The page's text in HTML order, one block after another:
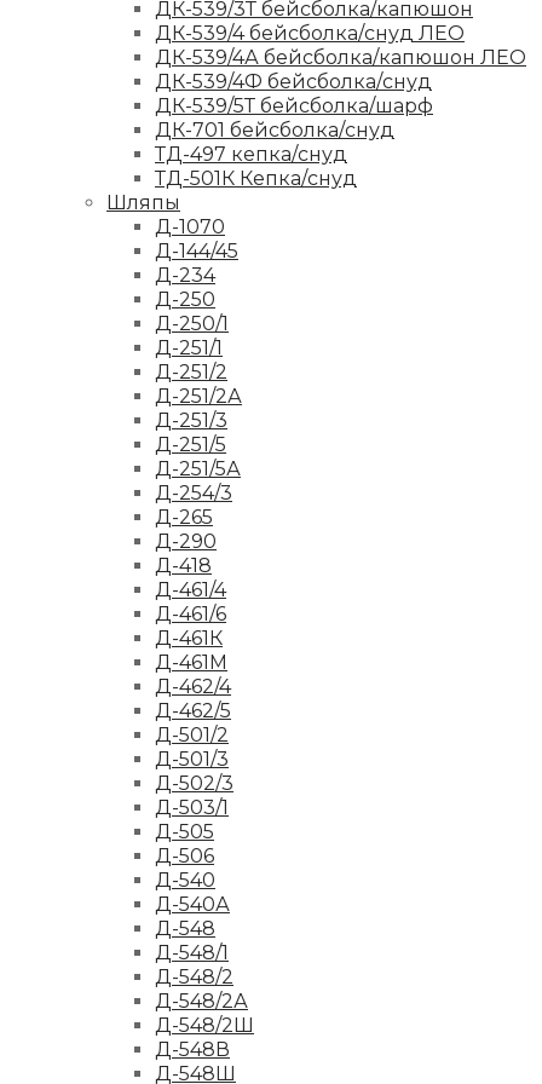
ДК-539/3Т бейсболка/капюшон
ДК-539/4 бейсболка/снуд ЛЕО
ДК-539/4А бейсболка/капюшон ЛЕО
ДК-539/4Ф бейсболка/снуд
ДК-539/5Т бейсболка/шарф
ДК-701 бейсболка/снуд
ТД-497 кепка/снуд
ТД-501К Кепка/снуд
Шляпы
Д-1070
Д-144/45
Д-234
Д-250
Д-250/1
Д-251/1
Д-251/2
Д-251/2А
Д-251/3
Д-251/5
Д-251/5А
Д-254/3
Д-265
Д-290
Д-418
Д-461/4
Д-461/6
Д-461К
Д-461М
Д-462/4
Д-462/5
Д-501/2
Д-501/3
Д-502/3
Д-503/1
Д-505
Д-506
Д-540
Д-540А
Д-548
Д-548/1
Д-548/2
Д-548/2А
Д-548/2Ш
Д-548В
Д-548Ш